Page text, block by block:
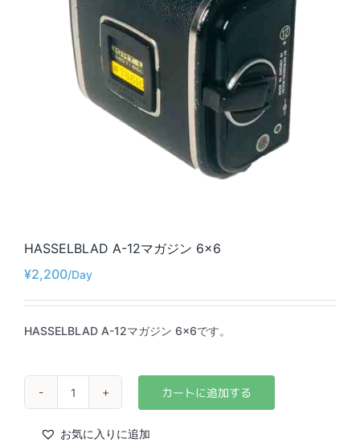
HASSELBLAD A-12マガジン 6×6
¥2,200
HASSELBLAD A-12マガジン 6×6です。
HASSELBLAD
12
お気に入りに追加